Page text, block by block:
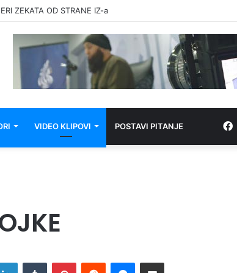
ZEKATA OD STRANE IZ-a
VIDEO KLIPOVI POSTAVI PITANJE